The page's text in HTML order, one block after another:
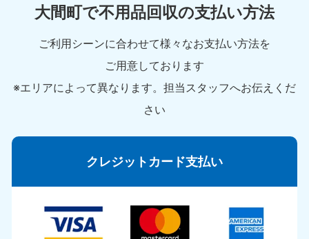
大間町で不用品回収の支払い方法
ご利用シーンに合わせて様々なお支払い方法を
ご用意しております
※エリアによって異なります。担当スタッフへお伝えくだ
さい
クレジットカード支払い